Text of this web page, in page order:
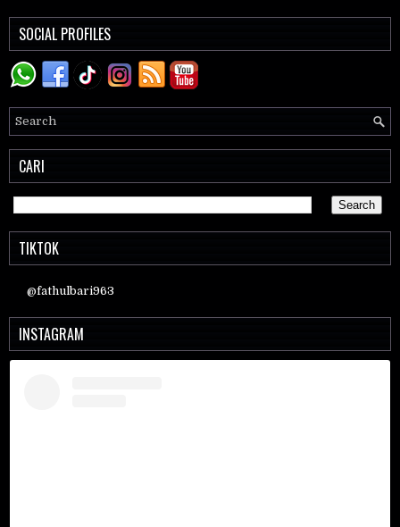
SOCIAL PROFILES
CARI
TIKTOK
@fathulbari963
INSTAGRAM